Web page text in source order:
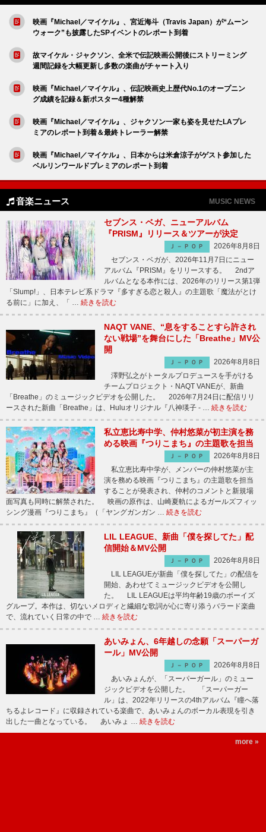
映画『Michael／マイケル』、宮近海斗（Travis Japan）が“ムーン
ウォーク”も披露したSPイベントのレポート到着
故マイケル・ジャクソン、全米で伝記映画公開後にストリーミング
週間記録を大幅更新し多数の楽曲がチャート入り
映画『Michael／マイケル』、伝記映画史上歴代No.1のオープニン
グ成績を記録＆新ポスター4種解禁
映画『Michael／マイケル』、ジャクソン一家も姿を見せたLAプレ
ミアのレポート到着＆最終トレーラー解禁
映画『Michael／マイケル』、日本からは米倉涼子がゲスト参加した
ベルリンワールドプレミアのレポート到着
音楽ニュース MUSIC NEWS
セブンス・ベガ、ニューアルバム
『PRISM』リリース＆ツアーが決定
Ｊ－ＰＯＰ
2026年8月8日
セブンス・ベガが、2026年11月7日にニュー
アルバム『PRISM』をリリースする。 2ndア
ルバムとなる本作には、2026年のリリース第1弾
「Slump!」、日本テレビ系ドラマ『多すぎる恋と殺人』の主題歌「魔法がとけ
る前に」に加え、「 … 続きを読む
NAQT VANE、“息をすることすら許され
ない戦場”を舞台にした「Breathe」MV公
開
Ｊ－ＰＯＰ
2026年8月8日
澤野弘之がトータルプロデュースを手がける
チームプロジェクト・NAQT VANEが、新曲
「Breathe」のミュージックビデオを公開した。 2026年7月24日に配信リリ
ースされた新曲「Breathe」は、Huluオリジナル『八神瑛子 - … 続きを読む
私立恵比寿中学、仲村悠菜が初主演を務
める映画『つりこまち』の主題歌を担当
Ｊ－ＰＯＰ
2026年8月8日
私立恵比寿中学が、メンバーの仲村悠菜が主
演を務める映画『つりこまち』の主題歌を担当
することが発表され、仲村のコメントと新規場
面写真も同時に解禁された。 映画の原作は、山崎夏軌によるガールズフィッ
シング漫画『つりこまち』（「ヤングガンガン … 続きを読む
LIL LEAGUE、新曲「僕を探してた」配
信開始＆MV公開
Ｊ－ＰＯＰ
2026年8月8日
LIL LEAGUEが新曲「僕を探してた」の配信を
開始、あわせてミュージックビデオを公開し
た。 LIL LEAGUEは平均年齢19歳のボーイズ
グループ。本作は、切ないメロディと繊細な歌詞が心に寄り添うバラード楽曲
で、流れていく日常の中で … 続きを読む
あいみょん、6年越しの念願「スーパーガ
ール」MV公開
Ｊ－ＰＯＰ
2026年8月8日
あいみょんが、「スーパーガール」のミュー
ジックビデオを公開した。 「スーパーガー
ル」は、2022年リリースの4thアルバム『瞳へ落
ちるよレコード』に収録されている楽曲で、あいみょんのボーカル表現を引き
出した一曲となっている。 あいみょ … 続きを読む
more »